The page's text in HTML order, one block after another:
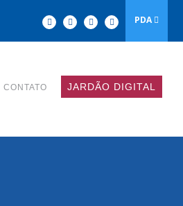
FacebookInstagramYouTubeLinkedinPDA
CONTATO JARDÃO DIGITAL